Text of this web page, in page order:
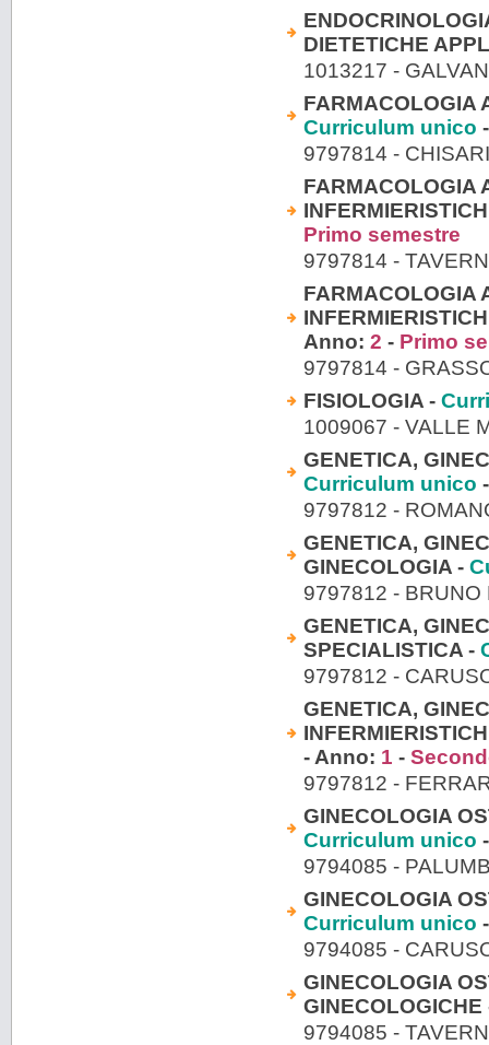
DIETETICHE
1013217 -
FARMACOLOGIA
Curriculum unico
9797814 -
FARMACOLOGIA
Primo semestre
9797814 -
FARMACOLOGIA
Anno: 2 - Primo
9797814 -
FISIOLOGIA -
1009067 - VALLE
GENETICA,
Curriculum unico
9797812 -
GENETICA,
GINECOLOGIA -
9797812 - BRUNO
GENETICA,
SPECIALISTICA -
9797812 -
GENETICA,
- Anno: 1 -
9797812 -
GINECOLOGIA
Curriculum unico
9794085 -
GINECOLOGIA
Curriculum unico
9794085 -
GINECOLOGIA
9794085 -